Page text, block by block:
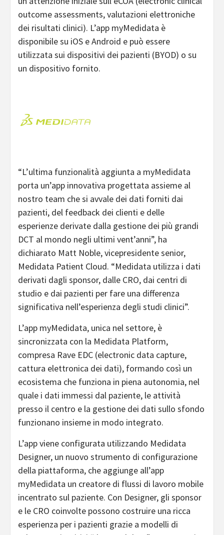
outcome assessments, valutazioni elettroniche
dei risultati clinici). L’app myMedidata è
disponibile su iOS e Android e può essere
utilizzata sui dispositivi dei pazienti (BYOD) o su
un dispositivo fornito.
“L’ultima funzionalità aggiunta a myMedidata
porta un’app innovativa progettata assieme al
nostro team che si avvale dei dati forniti dai
pazienti, del feedback dei clienti e delle
esperienze derivate dalla gestione dei più grandi
DCT al mondo negli ultimi vent’anni”, ha
dichiarato Matt Noble, vicepresidente senior,
Medidata Patient Cloud. “Medidata utilizza i dati
derivati dagli sponsor, dalle CRO, dai centri di
studio e dai pazienti per fare una differenza
significativa nell’esperienza degli studi clinici”.
L’app myMedidata, unica nel settore, è
sincronizzata con la Medidata Platform,
compresa Rave EDC (electronic data capture,
cattura elettronica dei dati), formando così un
ecosistema che funziona in piena autonomia, nel
quale i dati immessi dal paziente, le attività
presso il centro e la gestione dei dati sullo sfondo
funzionano insieme in modo integrato.
L’app viene configurata utilizzando Medidata
Designer, un nuovo strumento di configurazione
della piattaforma, che aggiunge all’app
myMedidata un creatore di flussi di lavoro mobile
incentrato sul paziente. Con Designer, gli sponsor
e le CRO coinvolte possono costruire una ricca
esperienza per i pazienti grazie a modelli di